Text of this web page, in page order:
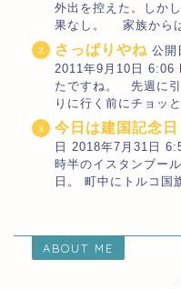
外出を控えた。しか
果なし。 家族から
さっぱりやね 公
2011年9月10日 6:06
たですね。 先週に引
りに行く前にチョッ
今日は建国記念日
日 2018年7月31日
時半のイスタンブー
日。 町中にトルコ国
ABOUT ME